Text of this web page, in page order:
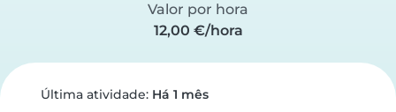
Valor por hora
12,00 €/hora
Última atividade: Há 1 mês